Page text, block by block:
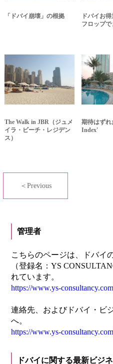
「ドバイ崩壊」の根拠
ドバイお
フロップ
The Walk in JBR（ジュメ
イラ・ビーチ・レジデン
ス）
期待はず
Index'
＜Previous
管理者
こちらのページは、ドバイ
（登録名：YS
れています。
https://www.ys-
連絡先、およびドバイ・ビ
へ。
https://www.ys-
ドバイに関する最新ビジ